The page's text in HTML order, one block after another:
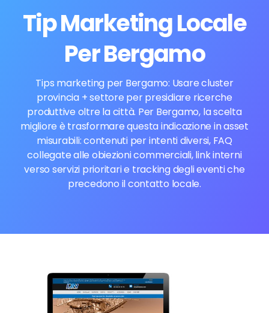
Tip Marketing Locale
Per Bergamo
Tips marketing per Bergamo: Usare cluster
provincia + settore per presidiare ricerche
produttive oltre la città. Per Bergamo, la scelta
migliore è trasformare questa indicazione in asset
misurabili: contenuti per intenti diversi, FAQ
collegate alle obiezioni commerciali, link interni
verso servizi prioritari e tracking degli eventi che
precedono il contatto locale.